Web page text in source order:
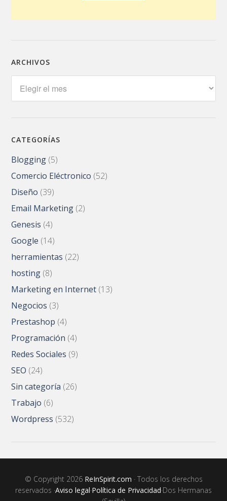
ARCHIVOS
CATEGORÍAS
Blogging (5)
Comercio Eléctronico (52)
Diseño (39)
Email Marketing (2)
Genesis (4)
Google (14)
herramientas (22)
hosting (8)
Marketing en Internet (13)
Negocios (3)
Prestashop (4)
Programación (4)
Redes Sociales (9)
SEO (24)
Sin categoría (26)
Trabajo (6)
Wordpress (532)
© Copyright 2026 ReInSpirit.com · Todos los derechos
reservados ·Aviso legal·Política de Privacidad·Dos Hermanas